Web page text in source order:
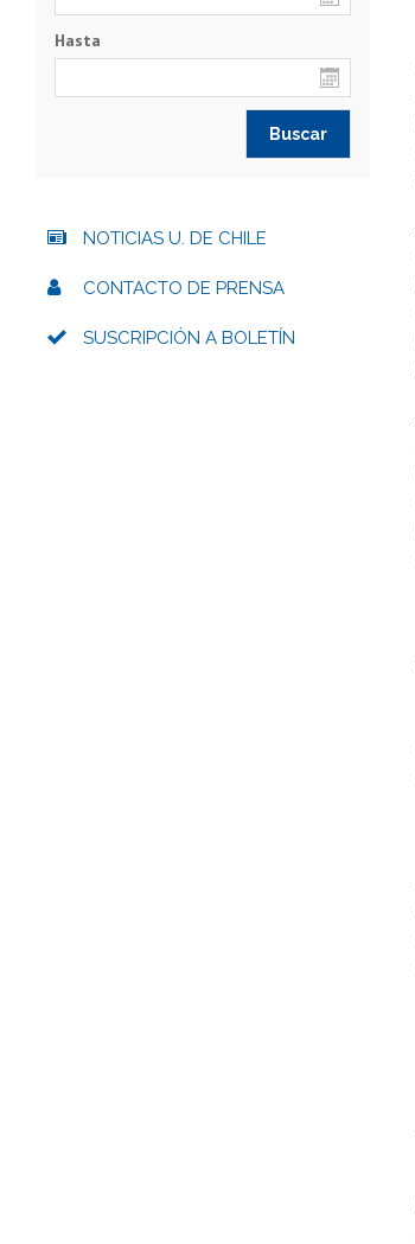
Hasta
NOTICIAS U. DE CHILE
CONTACTO DE PRENSA
SUSCRIPCIÓN A BOLETÍN